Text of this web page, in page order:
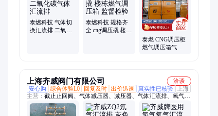
器、水浴式汽化器、LNG气化站、LNG气化撬、LNG气化器、
LPG气化器、天然气气化器、天然气减压站、燃气调压计量撬、
气化器、燃气调压阀、燃气减压阀
泰燃科技 气体切
换汇流排 二氧化
泰燃科技 规格齐
全 cng调压撬 楼栋
泰燃 CNG调压柜
燃气调压箱气体
上海齐威阀门有限公司
洽谈
安心购
综合体验L0 回复及时 出价迅速 真实性已核验
上海
主营： 截止止回阀、气体减压器、减压器、气体汇流排、氧气汇
流排、空气汇流排、二氧化碳汇流排、全自动汇流排、氮气汇流
排、汇流排、乙炔汇流排、中心供氧汇流排、高压截止止回阀、